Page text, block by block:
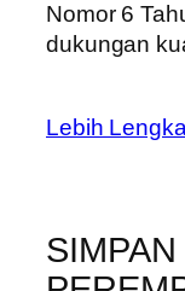
Nomor 6
dukungan
Lebih